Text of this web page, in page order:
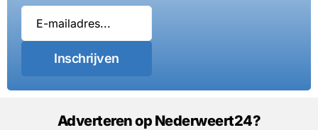
Inschrijven
Adverteren op Nederweert24?